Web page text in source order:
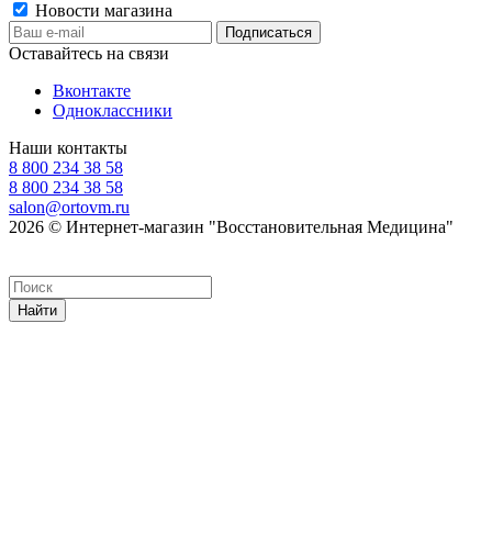
Новости магазина
Оставайтесь на связи
Вконтакте
Одноклассники
Наши контакты
8 800 234 38 58
8 800 234 38 58
salon@ortovm.ru
2026 © Интернет-магазин "Восстановительная Медицина"
Найти